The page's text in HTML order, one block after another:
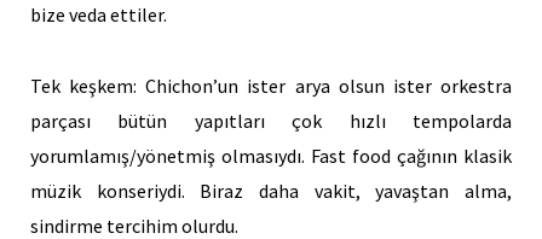
bize veda ettiler.
Tek keşkem: Chichon’un ister arya olsun ister orkestra
parçası bütün yapıtları çok hızlı tempolarda
yorumlamış/yönetmiş olmasıydı. Fast food çağının klasik
müzik konseriydi. Biraz daha vakit, yavaştan alma,
sindirme tercihim olurdu.